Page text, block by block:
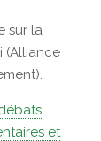
sur la
(Alliance
et